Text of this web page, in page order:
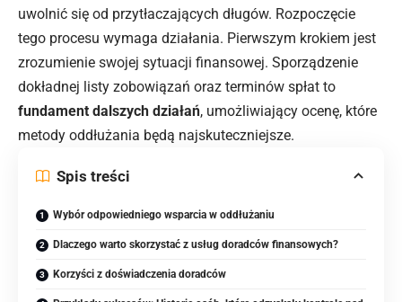
uwolnić się od przytłaczających długów. Rozpoczęcie
tego procesu wymaga działania. Pierwszym krokiem jest
zrozumienie swojej sytuacji finansowej. Sporządzenie
dokładnej listy zobowiązań oraz terminów spłat to
fundament dalszych działań, umożliwiający ocenę, które
metody oddłużania będą najskuteczniejsze.
Spis treści
Wybór odpowiedniego wsparcia w oddłużaniu
Dlaczego warto skorzystać z usług doradców finansowych?
Korzyści z doświadczenia doradców